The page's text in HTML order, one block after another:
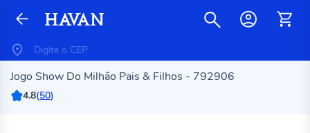
Jogo Show Do Milhão Pais & Filhos - 792906
4.8(50)